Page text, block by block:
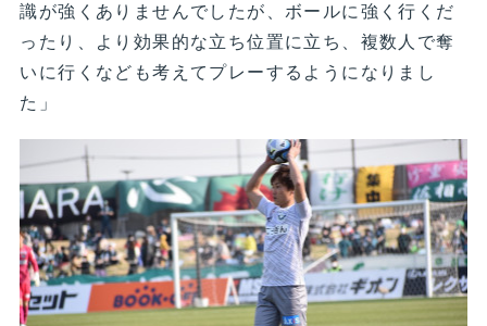
識が強くありませんでしたが、ボールに強く行くだ
ったり、より効果的な立ち位置に立ち、複数人で奪
いに行くなども考えてプレーするようになりまし
た」